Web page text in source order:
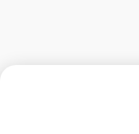
כאמור. לקריאת